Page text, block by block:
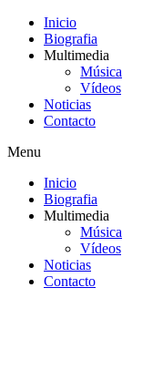
Inicio
Biografia
Multimedia
Música
Vídeos
Noticias
Contacto
Menu
Inicio
Biografia
Multimedia
Música
Vídeos
Noticias
Contacto